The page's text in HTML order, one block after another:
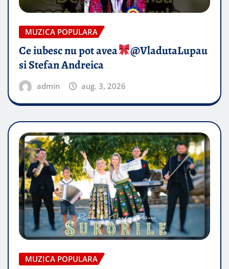
MUZICA POPULARA
Ce iubesc nu pot avea
​@VladutaLupau
si Stefan Andreica
admin aug. 3, 2026
MUZICA POPULARA